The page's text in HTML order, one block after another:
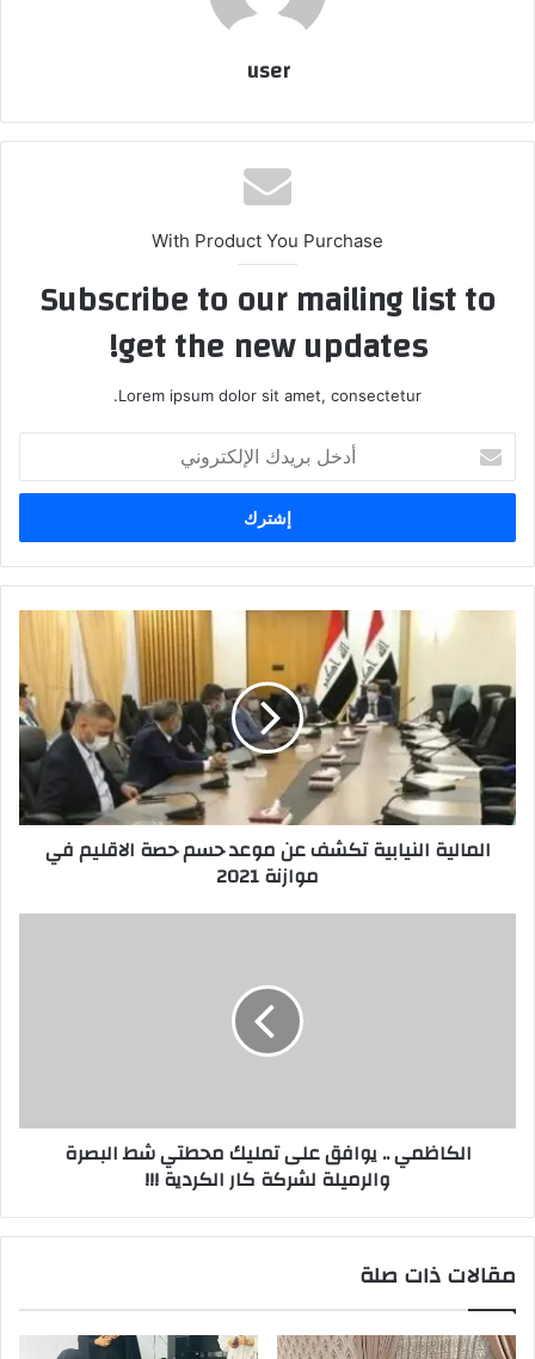
user
With Product You Purchase
Subscribe to our mailing list to
get the new updates!
Lorem ipsum dolor sit amet, consectetur.
بريدك
الإلكتروني
عن
موعد
حسم
حصة
الاقليم
في
موازنةالمالية النيابية تكشف عن موعد حسم حصة الاقليم في
موازنة 2021
والرميلة
الكاظمي .. يوافق على تمليك محطتي شط البصرة
والرميلة لشركة كار الكردية !!!
مقالات ذات صلة